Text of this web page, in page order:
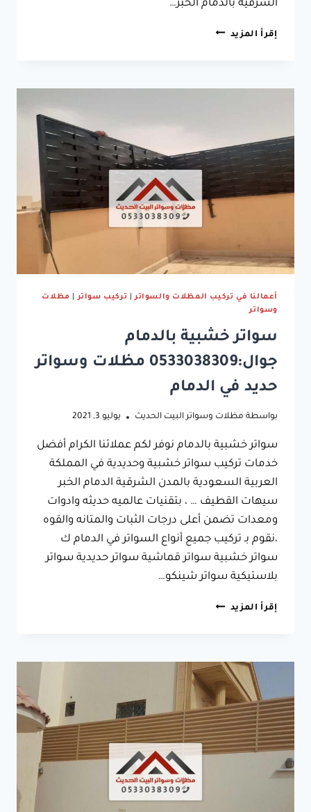
الشرقية بالدمام الخبر…
إقرأ المزيد تركيب
جوال:0533038309
الشينكو
مع
التركيب
بالشرقية
أعمالنا في تركيب المظلات والسواتر| تركيب سواتر|
مظلات
وسواتر
سواتر خشبية بالدمام
جوال:0533038309 مظلات وسواتر
حديد في الدمام
بواسطة مظلات وسواتر البيت الحديث يوليو 3, 2021
سواتر خشبية بالدمام نوفر لكم عملائنا الكرام أفضل
خدمات تركيب سواتر خشبية وحديدية في المملكة
العربية السعودية بالمدن الشرقية الدمام الخبر
سيهات القطيف … ، بتقنيات عالميه حديثه وادوات
ومعدات تضمن أعلى درجات الثبات والمتانه والقوه
،نقوم بـ تركيب جميع أنواع السواتر في الدمام ك
سواتر خشبية سواتر قماشية سواتر حديدية سواتر
بلاستيكية سواتر شينكو…
إقرأ المزيد سواتر
مظلات
وسواتر
حديد
في
الدمام